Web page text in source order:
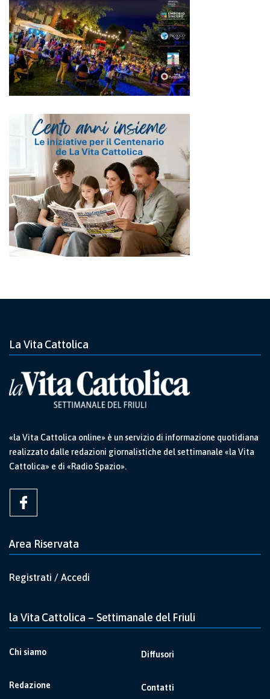
La Vita Cattolica
«la Vita Cattolica online» è un servizio di informazione quotidiana
realizzato dalle redazioni giornalistiche del settimanale «la Vita
Cattolica» e di «Radio Spazio».
Area Riservata
Registrati / Accedi
la Vita Cattolica – Settimanale del Friuli
Chi siamo
Redazione
Diffusori
Contatti